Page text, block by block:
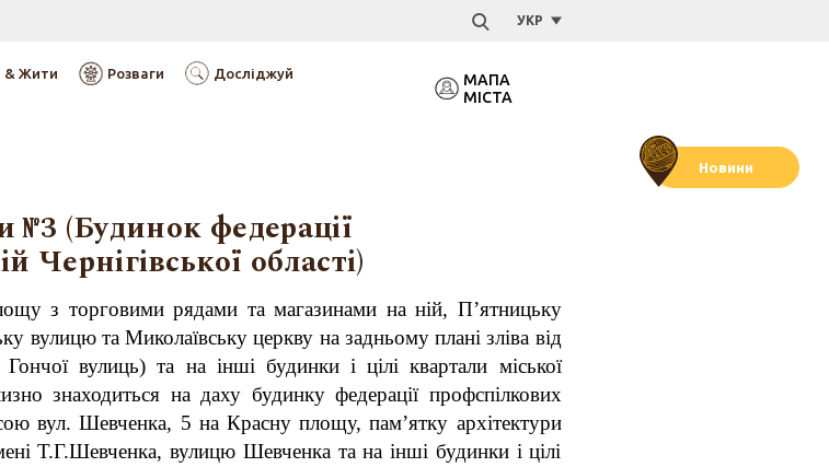
УКР
& Жити Розваги
Досліджуй
МАПА
МІСТА
Новини
№3 (Будинок федерації
Чернігівської області)
з торговими рядами та магазинами на ній, П’ятницьку
вулицю та Миколаївську церкву на задньому плані зліва від
Гончої вулиць) та на інші будинки і цілі квартали міської
знаходиться на даху будинку федерації профспілкових
вул. Шевченка, 5 на Красну площу, пам’ятку архітектури
Т.Г.Шевченка, вулицю Шевченка та на інші будинки і цілі